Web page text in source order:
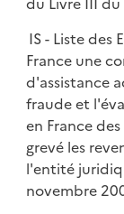
IS - Liste des
France une
d'assistance
fraude et
en France
grevé les
l'entité
novembre